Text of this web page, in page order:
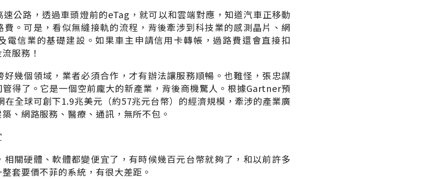
公路，透過車頭燈前的eTag，就可以和雲端對應，知道汽車正移動
費。可是，看似無縫接軌的流程，背後牽涉到科技業的感測晶片、網
電信業的基礎建設。如果車主申請信用卡轉帳，過路費還會直接扣
服務！
好幾個領域，業者必須合作，才有辦法讓服務順暢。也難怪，張忠謀
得了。它是一個空前龐大的新產業，背後商機驚人。根據Gartner預
在全球可創下1.9兆美元（約57兆元台幣）的經濟規模，牽涉的產業廣
、網路服務、醫療、通訊，無所不包。
相關硬體、軟體都變便宜了，有時候幾百元台幣就夠了，和以前許多
套要價不菲的系統，有很大差距。